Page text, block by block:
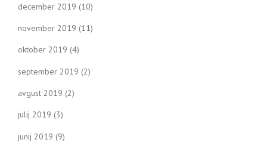
december 2019 (10)
november 2019 (11)
oktober 2019 (4)
september 2019 (2)
avgust 2019 (2)
julij 2019 (3)
junij 2019 (9)